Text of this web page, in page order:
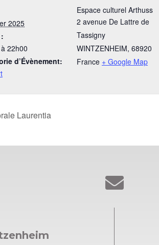
2025
22h00
d’Évènement:
Espace culturel Arthuss
2 avenue De Lattre de
Tassigny
WINTZENHEIM, 68920
France + Google Map
Laurentia